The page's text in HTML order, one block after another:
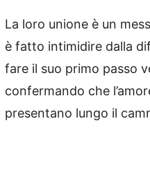
La loro unione è un
è fatto intimidire dalla
fare il suo primo passo
confermando che
presentano lungo il